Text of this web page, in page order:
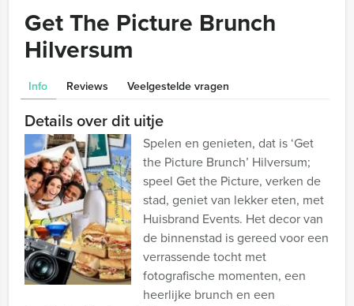
Get The Picture Brunch
Hilversum
Info Reviews Veelgestelde vragen
Details over dit uitje
Spelen en genieten, dat is ‘Get
the Picture Brunch’ Hilversum;
speel Get the Picture, verken de
stad, geniet van lekker eten, met
Huisbrand Events. Het decor van
de binnenstad is gereed voor een
verrassende tocht met
fotografische momenten, een
heerlijke brunch en een